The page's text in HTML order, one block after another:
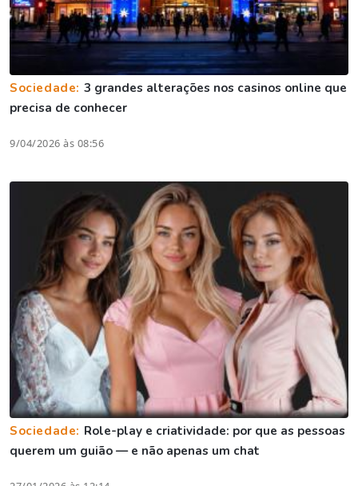
Sociedade: 3 grandes alterações nos casinos online que
precisa de conhecer
9/04/2026 às 08:56
Sociedade: Role-play e criatividade: por que as pessoas
querem um guião — e não apenas um chat